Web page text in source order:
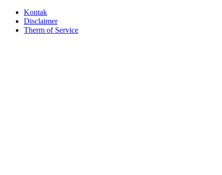
Kontak
Disclaimer
Therm of Service